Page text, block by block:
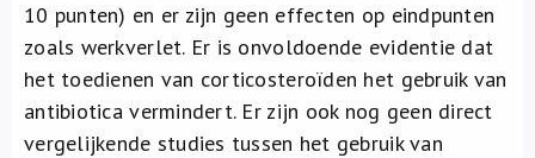
10 punten) en er zijn geen effecten op eindpunten
zoals werkverlet. Er is onvoldoende evidentie dat
het toedienen van corticosteroïden het gebruik van
antibiotica vermindert. Er zijn ook nog geen direct
vergelijkende studies tussen het gebruik van